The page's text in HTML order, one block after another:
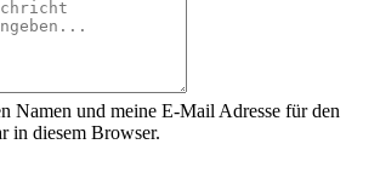
Namen und meine E-Mail Adresse für den
in diesem Browser.